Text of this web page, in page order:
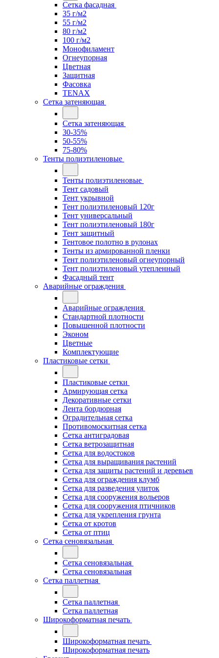
Сетка фасадная
35 г/м2
55 г/м2
80 г/м2
100 г/м2
Монофиламент
Огнеупорная
Цветная
Защитная
Фасовка
TENAX
Сетка затеняющая
Сетка затеняющая
30-35%
50-55%
75-80%
Тенты полиэтиленовые
Тенты полиэтиленовые
Тент садовый
Тент укрывной
Тент полиэтиленовый 120г
Тент универсальный
Тент полиэтиленовый 180г
Тент защитный
Тентовое полотно в рулонах
Тенты из армированной пленки
Тент полиэтиленовый огнеупорный
Тент полиэтиленовый утепленный
Фасадный тент
Аварийные ограждения
Аварийные ограждения
Стандартной плотности
Повышенной плотности
Эконом
Цветные
Комплектующие
Пластиковые сетки
Пластиковые сетки
Армирующая сетка
Декоративные сетки
Лента бордюрная
Оградительная сетка
Противомоскитная сетка
Сетка антиградовая
Сетка ветрозащитная
Сетка для водостоков
Сетка для выращивания растений
Сетка для защиты растений и деревьев
Сетка для ограждения клумб
Сетка для разведения улиток
Сетка для сооружения вольеров
Сетка для сооружения птичников
Сетка для укрепления грунта
Сетка от кротов
Сетка от птиц
Сетка сеновязальная
Сетка сеновязальная
Сетка сеновязальная
Сетка паллетная
Сетка паллетная
Сетка паллетная
Широкоформатная печать
Широкоформатная печать
Широкоформатная печать